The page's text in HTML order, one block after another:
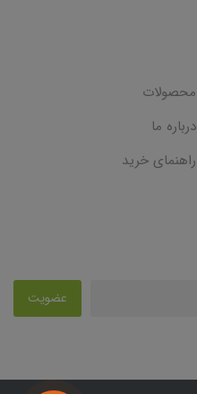
محصولات
درباره ما
راهنمای خرید
عضویت